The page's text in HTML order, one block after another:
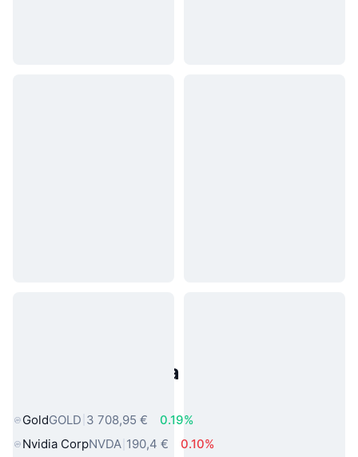
Populárne aktíva z reálneho
GoldGOLD 3 708,95 €
0.19%
Nvidia CorpNVDA 190,4 € 0.10%